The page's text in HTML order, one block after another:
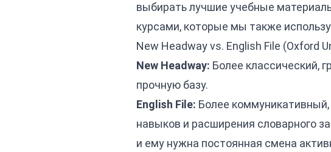
выбирать лучшие учебные
курсами, которые мы также
New Headway vs. English File (Oxford
New Headway: Более классический,
прочную базу.
English File: Более
навыков и расширения словарного
и ему нужна постоянная смена